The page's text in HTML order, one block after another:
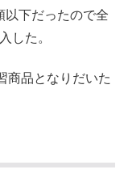
以下だったので全
した。
商品となりだいた